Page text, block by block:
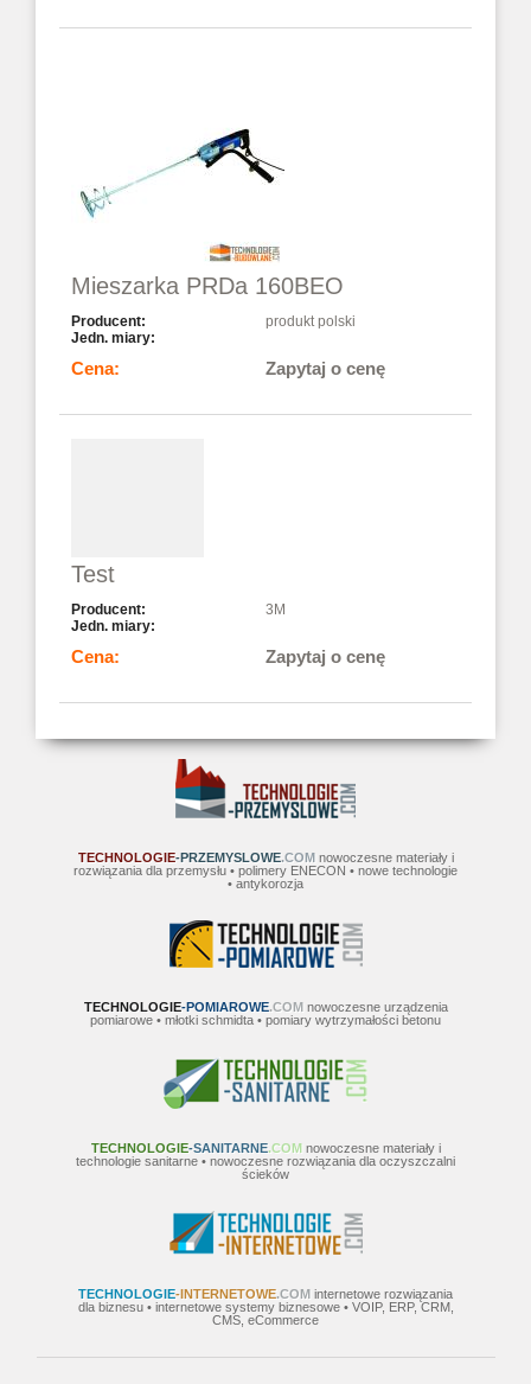
Mieszarka PRDa 160BEO
produkt polski
Zapytaj o cenę
Test
3M
Zapytaj o cenę
TECHNOLOGIE-PRZEMYSLOWE.COMnowoczesne materiały i
rozwiązania dla przemysłu • polimery ENECON • nowe technologie
• antykorozja
TECHNOLOGIE-POMIAROWE.COMnowoczesne urządzenia
pomiarowe • młotki schmidta • pomiary wytrzymałości betonu
TECHNOLOGIE-SANITARNE.COMnowoczesne materiały i
technologie sanitarne • nowoczesne rozwiązania dla oczyszczalni
ścieków
TECHNOLOGIE-INTERNETOWE.COM internetowe rozwiązania
dla biznesu • internetowe systemy biznesowe • VOIP, ERP, CRM,
CMS, eCommerce